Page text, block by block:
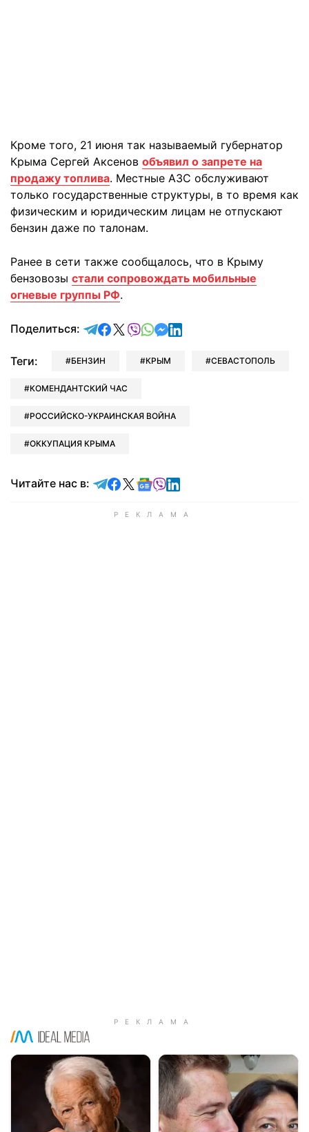
Кроме того, 21 июня так называемый губернатор
Крыма Сергей Аксенов объявил о запрете на
продажу топлива. Местные АЗС обслуживают
только государственные структуры, в то время как
физическим и юридическим лицам не отпускают
бензин даже по талонам.
Ранее в сети также сообщалось, что в Крыму
бензовозы стали сопровождать мобильные
огневые группы РФ.
Поделиться: отправить в Telegram
поделиться в Facebook
поделиться в X
отправить в Viber
отправить в Whatsapp
отправить в Messenger
отправить в LinkedIn
Теги: БЕНЗИН КРЫМ СЕВАСТОПОЛЬ
КОМЕНДАНТСКИЙ ЧАС
РОССИЙСКО-УКРАИНСКАЯ ВОЙНА
ОККУПАЦИЯ КРЫМА
Читайте нас в: Читайте в Telegram
Читайте в Facebook
Читайте в X
Читайте в Google news
Читайте в Viber
Читайте в LinkedIn